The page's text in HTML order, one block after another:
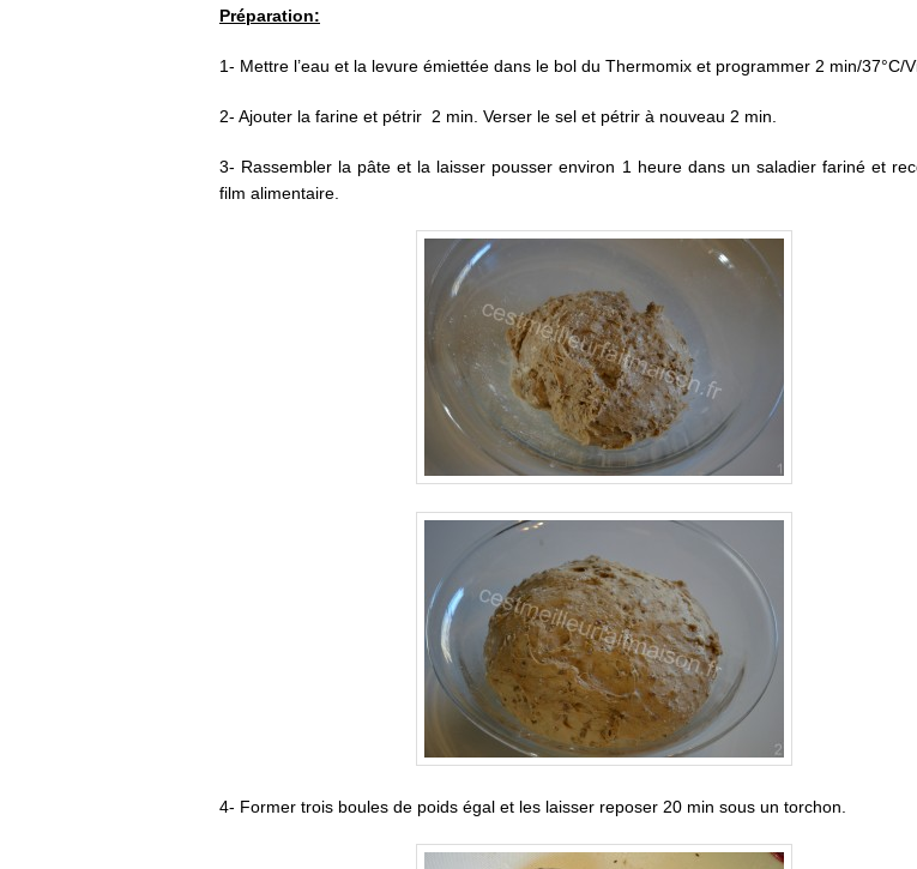
Préparation:
1- Mettre l’eau et la levure émiettée dans le bol du Thermomix et programmer 2 min/37°C/
2- Ajouter la farine et pétrir 2 min. Verser le sel et pétrir à nouveau 2 min.
3- Rassembler la pâte et la laisser pousser environ 1 heure dans un saladier fariné et
film alimentaire.
4- Former trois boules de poids égal et les laisser reposer 20 min sous un torchon.